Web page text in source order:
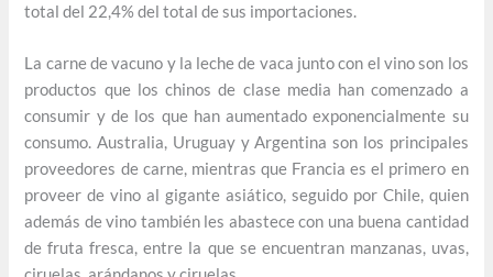
total del 22,4% del total de sus importaciones.
La carne de vacuno y la leche de vaca junto con el vino son los
productos que los chinos de clase media han comenzado a
consumir y de los que han aumentado exponencialmente su
consumo. Australia, Uruguay y Argentina son los principales
proveedores de carne, mientras que Francia es el primero en
proveer de vino al gigante asiático, seguido por Chile, quien
además de vino también les abastece con una buena cantidad
de fruta fresca, entre la que se encuentran manzanas, uvas,